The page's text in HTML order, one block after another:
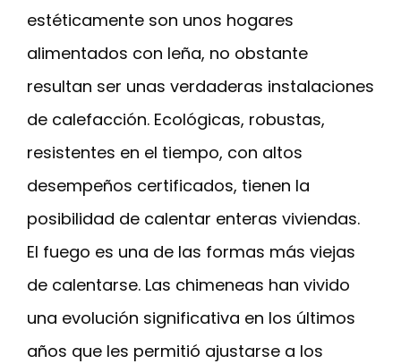
estéticamente son unos hogares
alimentados con leña, no obstante
resultan ser unas verdaderas instalaciones
de calefacción. Ecológicas, robustas,
resistentes en el tiempo, con altos
desempeños certificados, tienen la
posibilidad de calentar enteras viviendas.
El fuego es una de las formas más viejas
de calentarse. Las chimeneas han vivido
una evolución significativa en los últimos
años que les permitió ajustarse a los